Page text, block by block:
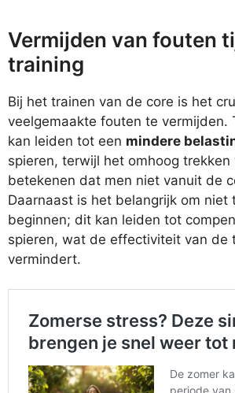
Vermijden van fouten
training
Bij het trainen van de core is het
veelgemaakte fouten te vermijden.
kan leiden tot een mindere
spieren, terwijl het omhoog trekken
betekenen dat men niet vanuit de
Daarnaast is het belangrijk om niet
beginnen; dit kan leiden tot
spieren, wat de effectiviteit van de
vermindert.